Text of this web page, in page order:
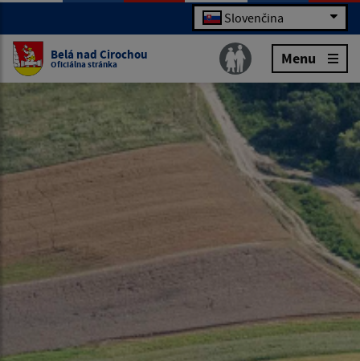
Slovenčina
Belá nad Cirochou
Oficiálna stránka Menu